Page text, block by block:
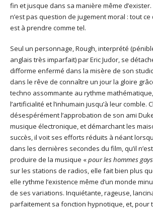
fin et jusque dans sa manière même
n’est pas question de jugement moral : tout
est à prendre comme tel.
Seul un personnage, Rough, interprété
anglais très imparfait) par Eric Judor, se
difforme enfermé dans la misère de son
dans le rêve de connaître un jour la gloire
techno assommante au rythme
l’artificialité et l’inhumain jusqu’à leur comble.
désespérément l’approbation de son ami
musique électronique, et démarchant les
succès, il voit ses efforts réduits à néant
dans les dernières secondes du film, qu’il
produire de la musique «pour les hommes gays
sur les stations de radios, elle fait bien plus
elle rythme l’existence même d’un monde
de ses variations. Inquiétante, rageuse,
parfaitement sa fonction hypnotique, et, pour